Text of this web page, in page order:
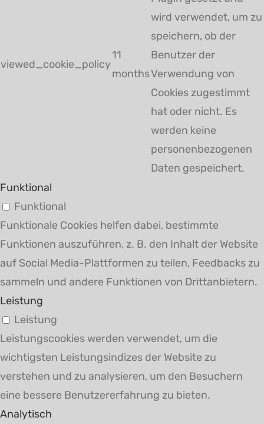
viewed_cookie_policy
11
months
wird verwendet, um zu
speichern, ob der
Benutzer der
Verwendung von
Cookies zugestimmt
hat oder nicht. Es
werden keine
personenbezogenen
Daten gespeichert.
Funktional
Funktional
Funktionale Cookies helfen dabei, bestimmte
Funktionen auszuführen, z. B. den Inhalt der Website
auf Social Media-Plattformen zu teilen, Feedbacks zu
sammeln und andere Funktionen von Drittanbietern.
Leistung
Leistung
Leistungscookies werden verwendet, um die
wichtigsten Leistungsindizes der Website zu
verstehen und zu analysieren, um den Besuchern
eine bessere Benutzererfahrung zu bieten.
Analytisch